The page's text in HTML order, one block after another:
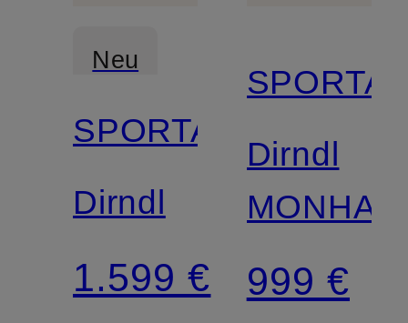
Neu
SPORTALM
Dirndl
1.599 €
Dirndl
MONHAM
999 €